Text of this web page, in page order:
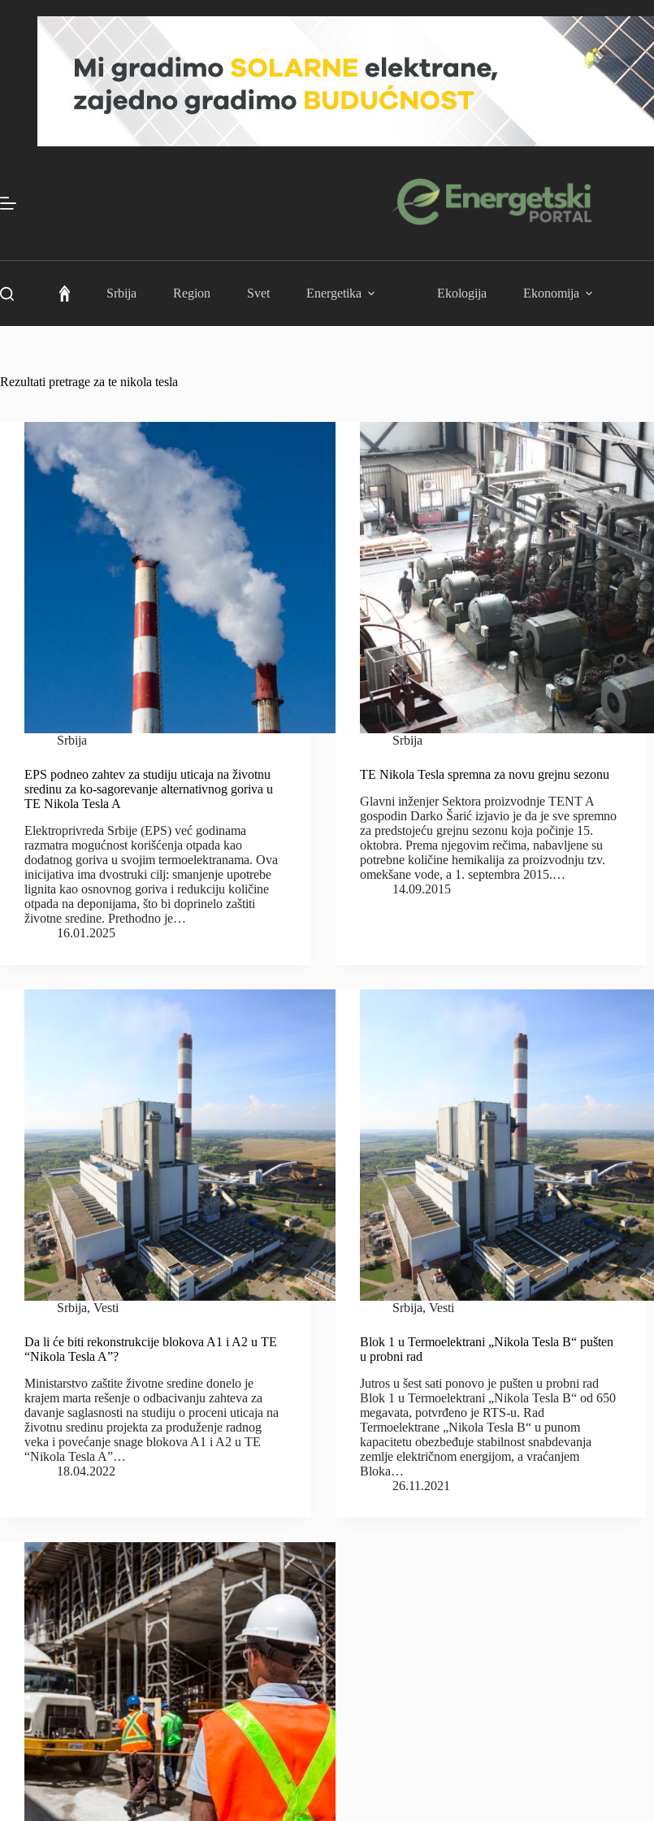
Srbija Region Svet Energetika Ekologija Ekonomija
Rezultati pretrage za te nikola tesla
Srbija
EPS podneo zahtev za studiju uticaja na životnu
sredinu za ko-sagorevanje alternativnog goriva u
TE Nikola Tesla A
Elektroprivreda Srbije (EPS) već godinama
razmatra mogućnost korišćenja otpada kao
dodatnog goriva u svojim termoelektranama. Ova
inicijativa ima dvostruki cilj: smanjenje upotrebe
lignita kao osnovnog goriva i redukciju količine
otpada na deponijama, što bi doprinelo zaštiti
životne sredine. Prethodno je…
16.01.2025
Srbija
TE Nikola Tesla spremna za novu grejnu sezonu
Glavni inženjer Sektora proizvodnje TENT A
gospodin Darko Šarić izjavio je da je sve spremno
za predstojeću grejnu sezonu koja počinje 15.
oktobra. Prema njegovim rečima, nabavljene su
potrebne količine hemikalija za proizvodnju tzv.
omekšane vode, a 1. septembra 2015.…
14.09.2015
Srbija, Vesti
Da li će biti rekonstrukcije blokova A1 i A2 u TE
“Nikola Tesla A”?
Ministarstvo zaštite životne sredine donelo je
krajem marta rešenje o odbacivanju zahteva za
davanje saglasnosti na studiju o proceni uticaja na
životnu sredinu projekta za produženje radnog
veka i povećanje snage blokova A1 i A2 u TE
“Nikola Tesla A”…
18.04.2022
Srbija,Vesti
Blok 1 u Termoelektrani „Nikola Tesla B“ pušten
u probni rad
Jutros u šest sati ponovo je pušten u probni rad
Blok 1 u Termoelektrani „Nikola Tesla B“ od 650
megavata, potvrđeno je RTS-u. Rad
Termoelektrane „Nikola Tesla B“ u punom
kapacitetu obezbeđuje stabilnost snabdevanja
zemlje električnom energijom, a vraćanjem
Bloka…
26.11.2021